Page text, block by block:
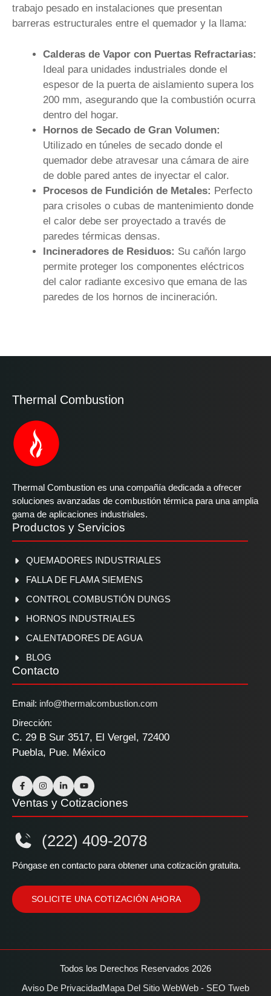
trabajo pesado en instalaciones que presentan
barreras estructurales entre el quemador y la llama:
Calderas de Vapor con Puertas Refractarias:
Ideal para unidades industriales donde el
espesor de la puerta de aislamiento supera los
200 mm, asegurando que la combustión ocurra
dentro del hogar.
Hornos de Secado de Gran Volumen:
Utilizado en túneles de secado donde el
quemador debe atravesar una cámara de aire
de doble pared antes de inyectar el calor.
Procesos de Fundición de Metales: Perfecto
para crisoles o cubas de mantenimiento donde
el calor debe ser proyectado a través de
paredes térmicas densas.
Incineradores de Residuos: Su cañón largo
permite proteger los componentes eléctricos
del calor radiante excesivo que emana de las
paredes de los hornos de incineración.
Thermal Combustion
Thermal Combustion es una compañía dedicada a ofrecer
soluciones avanzadas de combustión térmica para una amplia
gama de aplicaciones industriales.
Productos y Servicios
QUEMADORES INDUSTRIALES
FALLA DE FLAMA SIEMENS
CONTROL COMBUSTIÓN DUNGS
HORNOS INDUSTRIALES
CALENTADORES DE AGUA
BLOG
Contacto
Email: info@thermalcombustion.com
Dirección:
C. 29 B Sur 3517, El Vergel, 72400
Puebla, Pue. México
Ventas y Cotizaciones
(222) 409-2078
Póngase en contacto para obtener una cotización gratuita.
SOLICITE UNA COTIZACIÓN AHORA
Todos los Derechos Reservados 2026
Aviso De PrivacidadMapa Del Sitio WebWeb - SEO Tweb